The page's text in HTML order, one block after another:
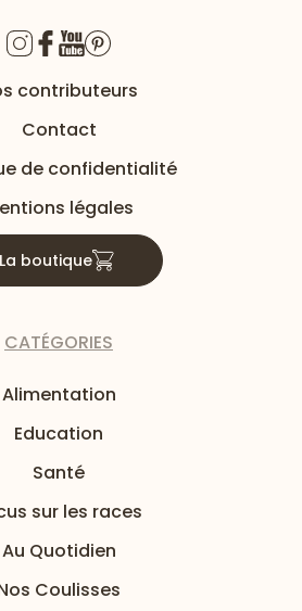
contributeurs
Contact
de confidentialité
légales
La boutique
CATÉGORIES
Alimentation
Education
Santé
sur les races
Au Quotidien
Coulisses